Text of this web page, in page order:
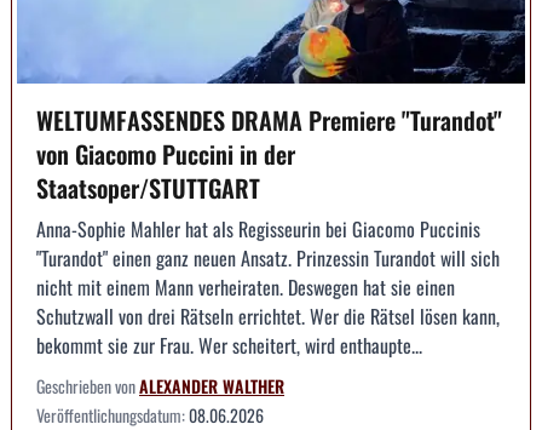
WELTUMFASSENDES DRAMA Premiere "Turandot"
von Giacomo Puccini in der
Staatsoper/STUTTGART
Anna-Sophie Mahler hat als Regisseurin bei Giacomo Puccinis
"Turandot" einen ganz neuen Ansatz. Prinzessin Turandot will sich
nicht mit einem Mann verheiraten. Deswegen hat sie einen
Schutzwall von drei Rätseln errichtet. Wer die Rätsel lösen kann,
bekommt sie zur Frau. Wer scheitert, wird enthaupte...
Geschrieben vonALEXANDER WALTHER
Veröffentlichungsdatum:08.06.2026